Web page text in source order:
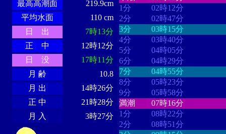
最高高潮面
219.9cm
平均水面
110 cm
日 出
7時13分
正 中
12時12分
日 没
17時11分
月 齢
10.8
月 出
14時26分
正 中
21時28分
月 入
3時27分
1分
02時12分
2分
02時47分
3分
03時15分
4分
03時40分
5分
04時05分
6分
04時29分
7分
04時55分
8分
05時23分
9分
05時58分
満潮
07時16分
1分
08時22分
2分
08時51分